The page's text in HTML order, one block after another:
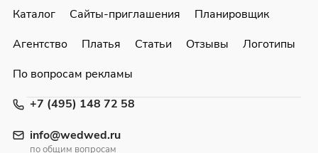
+7 (495) 148 72 58
info@wedwed.ru
по общим вопросам
Каталог Сайты-приглашения
Планировщик
Агентство
Платья Статьи Отзывы
Логотипы
По вопросам рекламы